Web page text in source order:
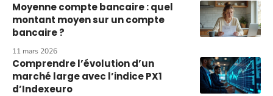
Moyenne compte bancaire : quel
montant moyen sur un compte
bancaire ?
11 mars 2026
Comprendre l’évolution d’un
marché large avec l’indice PX1
d’Indexeuro